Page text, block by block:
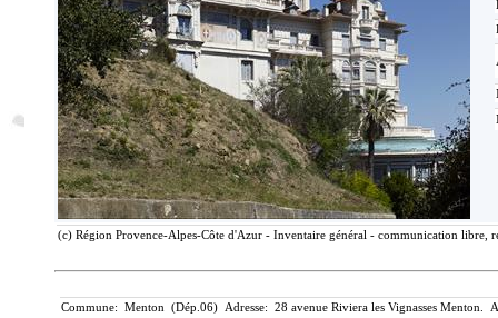
(c) Région Provence-Alpes-Côte d'Azur - Inventaire général - communication libre,
Commune: Menton (Dép.06) Adresse: 28 avenue Riviera les Vignasses Menton.